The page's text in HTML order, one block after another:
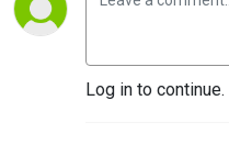
Log in to continue.